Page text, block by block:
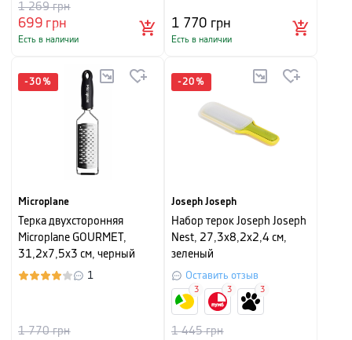
699грн
1 269грн
Есть в наличии
1 770 грн
Есть в наличии
-30 %
Microplane
Терка двухсторонняя
Microplane GOURMET,
31,2x7,5x3 см, черный
1
1 770грн
-20 %
Joseph Joseph
Набор терок Joseph Joseph
Nest, 27,3х8,2х2,4 см,
зеленый
Оставить отзыв
1 445грн
3 3 3